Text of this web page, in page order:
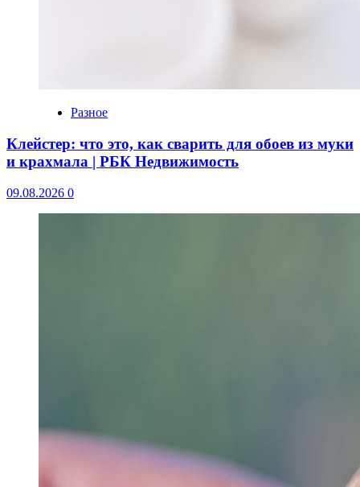
Разное
Клейстер: что это, как сварить для обоев из муки
и крахмала | РБК Недвижимость
09.08.2026 0